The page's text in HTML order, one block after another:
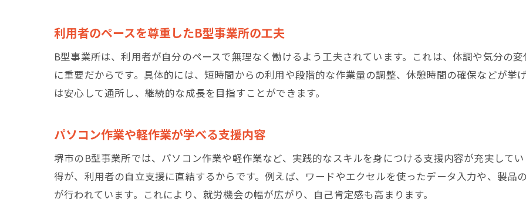
B型事業所の支援体制で自分らしい働き方実現
大阪府堺市のB型事業所で安心して働くには
利用者のペースを尊重したB型事業所の工夫
B型事業所は、利用者が自分のペースで無理なく働けるよう工夫されています。これは、体調や気分の
に重要だからです。具体的には、短時間からの利用や段階的な作業量の調整、休憩時間の確保などが挙
は安心して通所し、継続的な成長を目指すことができます。
パソコン作業や軽作業が学べる支援内容
堺市のB型事業所では、パソコン作業や軽作業など、実践的なスキルを身につける支援内容が充実して
得が、利用者の自立支援に直結するからです。例えば、ワードやエクセルを使ったデータ入力や、製品
が行われています。これにより、就労機会の幅が広がり、自己肯定感も高まります。